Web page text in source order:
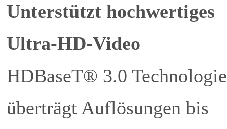
Unterstützt hochwertiges
Ultra-HD-Video
HDBaseT® 3.0 Technologie
überträgt Auflösungen bis